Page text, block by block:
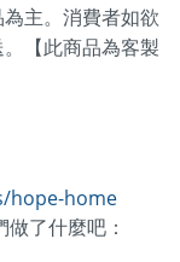
主。消費者如欲
【此商品為客製
hope-home
了什麼吧：